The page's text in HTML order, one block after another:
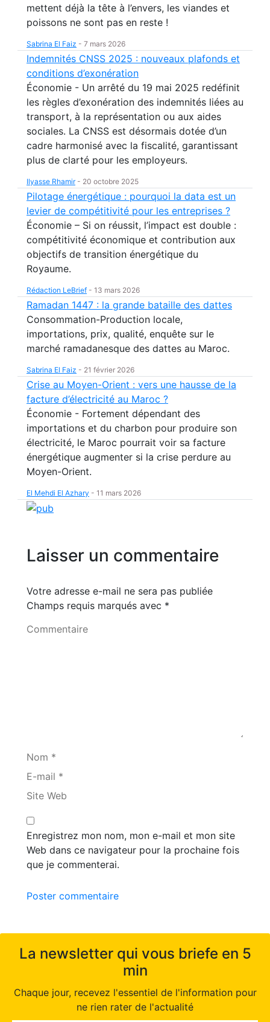
mettent déjà la tête à l’envers, les viandes et
poissons ne sont pas en reste !
Sabrina El Faiz - 7 mars 2026
Indemnités CNSS 2025 : nouveaux plafonds et
conditions d’exonération
Économie - Un arrêté du 19 mai 2025 redéfinit
les règles d’exonération des indemnités liées au
transport, à la représentation ou aux aides
sociales. La CNSS est désormais dotée d’un
cadre harmonisé avec la fiscalité, garantissant
plus de clarté pour les employeurs.
Ilyasse Rhamir- 20 octobre 2025
Pilotage énergétique : pourquoi la data est un
levier de compétitivité pour les entreprises ?
Économie – Si on réussit, l’impact est double :
compétitivité économique et contribution aux
objectifs de transition énergétique du
Royaume.
Rédaction LeBrief - 13 mars 2026
Ramadan 1447 : la grande bataille des dattes
Consommation-Production locale,
importations, prix, qualité, enquête sur le
marché ramadanesque des dattes au Maroc.
Sabrina El Faiz - 21 février 2026
Crise au Moyen-Orient : vers une hausse de la
facture d’électricité au Maroc ?
Économie - Fortement dépendant des
importations et du charbon pour produire son
électricité, le Maroc pourrait voir sa facture
énergétique augmenter si la crise perdure au
Moyen-Orient.
El Mehdi El Azhary - 11 mars 2026
Laisser un commentaire
Votre adresse e-mail ne sera pas publiée
Champs requis marqués avec *
Commentaire
Nom *
E-mail *
Site Web
Enregistrez mon nom, mon e-mail et mon site
Web dans ce navigateur pour la prochaine fois
que je commenterai.
Poster commentaire
La newsletter qui vous briefe en 5
min
Chaque jour, recevez l'essentiel de l'information pour
ne rien rater de l'actualité